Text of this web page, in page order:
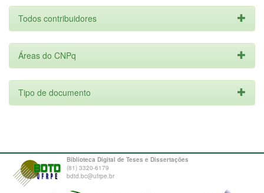
Todos contribuidores
Áreas do CNPq
Tipo de documento
Biblioteca Digital de Teses e Dissertações
(81) 3320-6179
bdtd.bc@ufrpe.br